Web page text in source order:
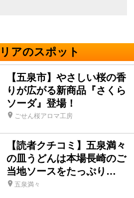
アのスポット
【五泉市】やさしい桜の香
りが広がる新商品『さくら
ソーダ』登場！
ごせん桜アロマ工房
【読者クチコミ】五泉満々
の皿うどんは本場長崎のご
当地ソースをたっぷり…
五泉満々